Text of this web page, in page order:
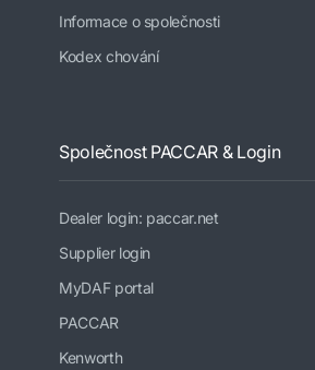
Informace o společnosti
Kodex chování
Společnost PACCAR & Login
Dealer login: paccar.net
Supplier login
MyDAF portal
PACCAR
Kenworth